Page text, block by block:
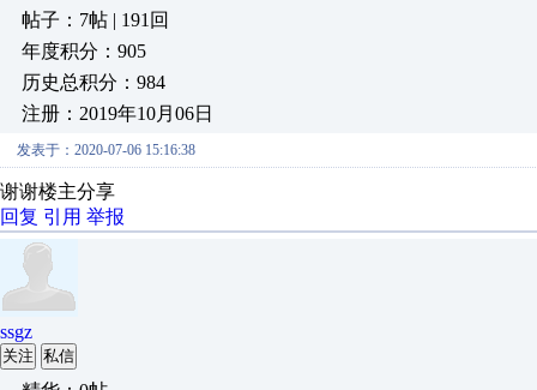
帖子：7帖 | 191回
年度积分：905
历史总积分：984
注册：2019年10月06日
发表于：2020-07-06 15:16:38
谢谢楼主分享
回复 引用 举报
ssgz
关注 私信